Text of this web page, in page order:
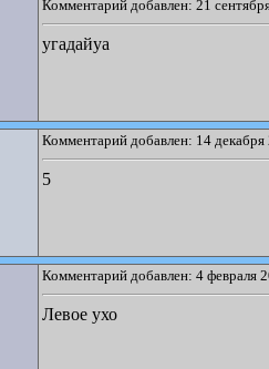
Комментарий добавлен: 21
угадайуа
Комментарий добавлен: 14
5
Комментарий добавлен: 4 февраля
Левое ухо